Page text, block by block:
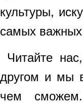
культуры,
самых важных
Читайте
другом и мы
чем сможем.